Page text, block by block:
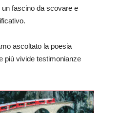
fascino da scovare e
ascoltato la poesia
più vivide testimonianze